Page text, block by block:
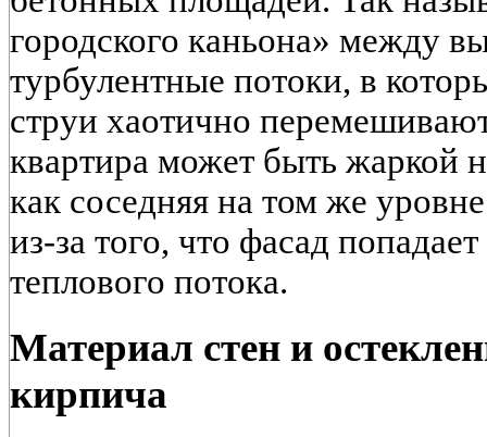
городского каньона» между
турбулентные потоки, в
струи хаотично
квартира может быть жаркой
как соседняя на том же
из-за того, что фасад
теплового потока.
Материал стен и
кирпича